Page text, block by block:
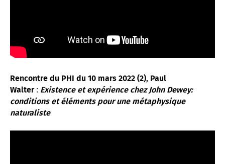
Rencontre du PHI du 10 mars 2022 (2), Paul
Walter: Existence et expérience chez John Dewey:
conditions et éléments pour une métaphysique
naturaliste